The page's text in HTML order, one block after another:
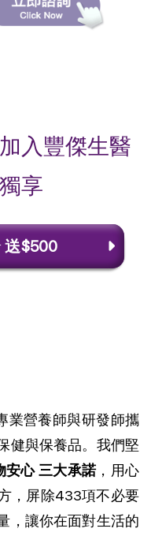
入豐傑生醫
享
送$500
業營養師與研發師攜
健與保養品。我們堅
安心 三大承諾，用心
，屏除433項不必要
，讓你在面對生活的